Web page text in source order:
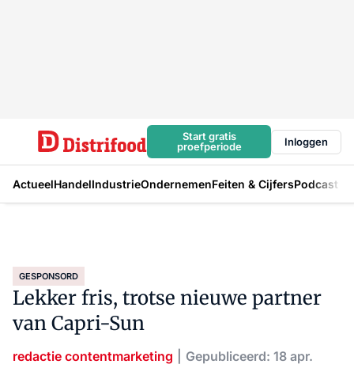
Start gratis
proefperiode
Inloggen
ActueelHandelIndustrieOndernemenFeiten & CijfersPodcast
GESPONSORD
Lekker fris, trotse nieuwe partner
van Capri-Sun
redactie contentmarketing
Gepubliceerd: 18 apr.